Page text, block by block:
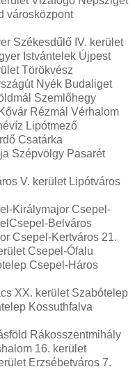
városközpont
Székesdűlő IV. kerület
Istvántelek Újpest
Törökvész
Nyék Budaliget
Szemlőhegy
Rézmál Vérhalom
Lipótmező
Csatárka
Szépvölgy Pasarét
V. kerület Lipótváros
Királymajor Csepel-
Belváros
Csepel-Kertváros 21.
Csepel-Ófalu
Csepel-Háros
XX. kerület Szabótelep
Kossuthfalva
Rákosszentmihály
16. kerület
Erzsébetváros 7.